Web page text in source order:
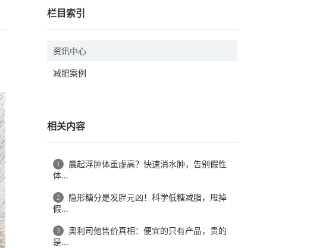
栏目索引
资讯中心
减肥案例
相关内容
1
晨起浮肿体重虚高？快速消水肿，告别假性
体...
2
隐形糖分是发胖元凶！科学低糖减脂，甩掉
假...
3
奥利司他售价真相：便宜的只有产品，贵的
是...